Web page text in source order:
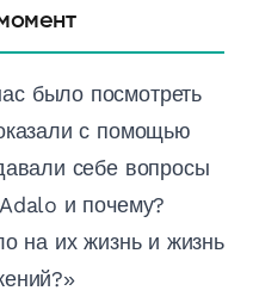
было посмотреть
с помощью
себе вопросы
и почему?
на их жизнь и жизнь